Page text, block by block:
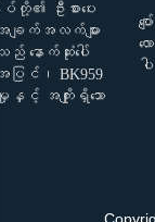
၏ ဦးစားပေး
ျက်အလက်များ
နောက်ဆုံးပေါ်
ြင်၊ BK959
င့် အကျိုးရှိသော
ပ
လ
ပ